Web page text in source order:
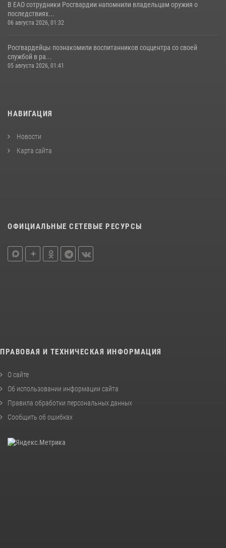
В ЕАО сотрудники Росгвардии напомнили владельцам оружия о
последствиях...
06 августа 2026, 01:32
Росгвардейцы познакомили воспитанников соццентра со своей
службой в ра...
05 августа 2026, 01:41
НАВИГАЦИЯ
Новости
Карта сайта
ОФИЦИАЛЬНЫЕ СЕТЕВЫЕ РЕСУРСЫ
ПРАВОВАЯ И ТЕХНИЧЕСКАЯ ИНФОРМАЦИЯ
О сайте
Об использовании информации сайта
Правила обработки персональных данных
Сообщить об ошибках